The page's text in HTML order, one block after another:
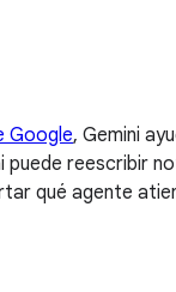
Google, Gemini
reescribir
qué agente